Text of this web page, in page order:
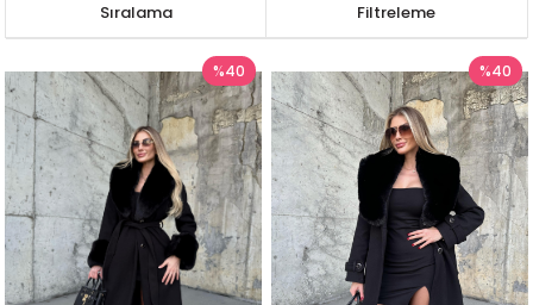
Filtreleme
Sıralama
%40 %40